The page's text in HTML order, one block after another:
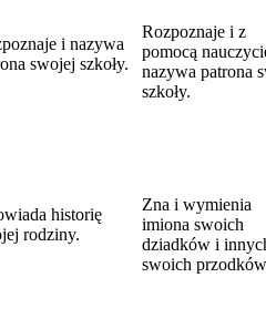
i nazywa
swojej szkoły.
historię
rodziny.
Rozpoznaje i z
pomocą
nazywa patrona
szkoły.
Zna i wymienia
imiona swoich
dziadków i
swoich